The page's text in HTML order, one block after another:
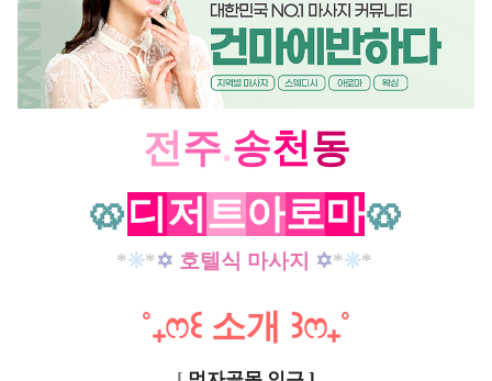
전주.송천동
🥨디저트아로마🥨
*❊*✡ 호텔식 마사지 ✡*❊*
˚₊ෆ꒰ 소개 ꒱ෆ₊˚